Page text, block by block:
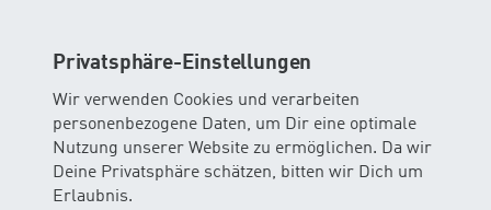
Privatsphäre-Einstellungen
Wir verwenden Cookies und verarbeiten
personenbezogene Daten, um Dir eine optimale
Nutzung unserer Website zu ermöglichen. Da wir
Deine Privatsphäre schätzen, bitten wir Dich um
Erlaubnis.
Unterstand deponiert werden.
betreten werden darf.
Wir bitten dich, dirdas Videovor deinem Besuch
anzuschauen oderdie Hausordnung kurz
durchzulesen - Danke!